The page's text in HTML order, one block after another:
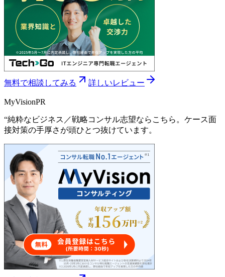
無料で相談してみる 詳しいレビュー
MyVisionPR
“純粋なビジネス／戦略コンサル志望ならこちら。ケース面
接対策の手厚さが頭ひとつ抜けています。